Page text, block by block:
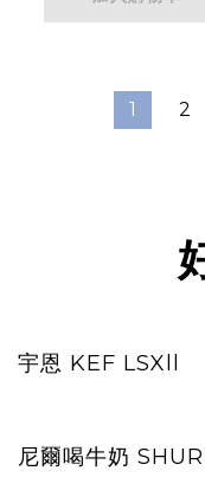
1 2
宇恩 KEF LSXll
尼爾喝牛奶